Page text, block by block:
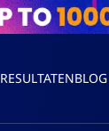
RESULTATENBLOG